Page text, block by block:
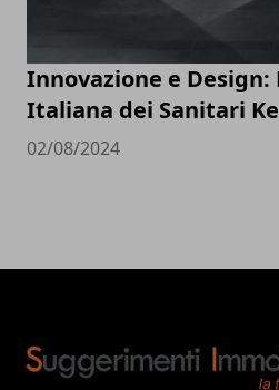
Innovazione e Design:
Italiana dei Sanitari
02/08/2024